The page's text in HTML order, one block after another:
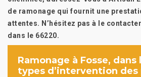
de ramonage qui fournit une
attentes. N’hésitez pas à le
dans le 66220.
Ramonage à Fosse,
types d’intervention